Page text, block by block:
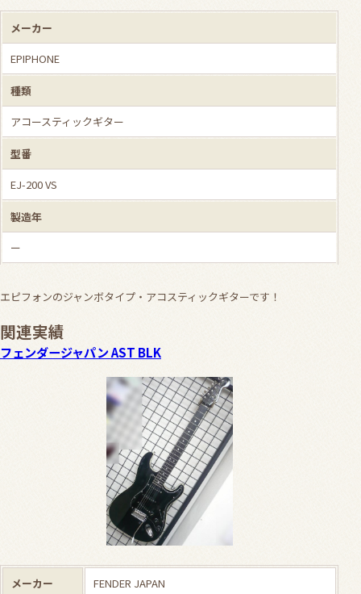
メーカー
EPIPHONE
種類
アコースティックギター
型番
EJ-200 VS
製造年
ー
エピフォンのジャンボタイプ・アコスティックギターです！
関連実績
フェンダージャパン AST BLK
メーカー FENDER JAPAN